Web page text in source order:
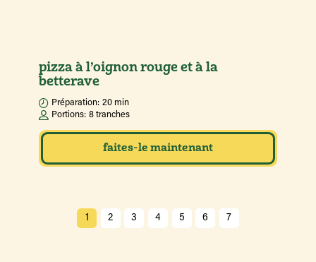
pizza à l’oignon rouge et à la
betterave
Préparation: 20 min
Portions: 8 tranches
faites-le maintenant
1 2 3 4 5 6 7